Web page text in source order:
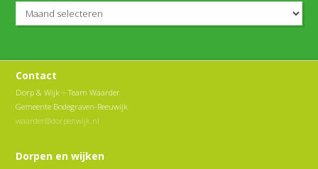
Contact
Dorp & Wijk – Team Waarder
Gemeente Bodegraven-Reeuwijk
waarder@dorpenwijk.nl
Dorpen en wijken